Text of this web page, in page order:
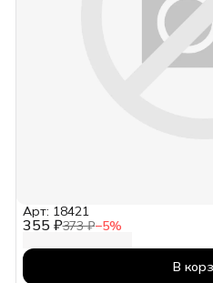
355 ₽373 ₽−5%
Арт: 18421
В